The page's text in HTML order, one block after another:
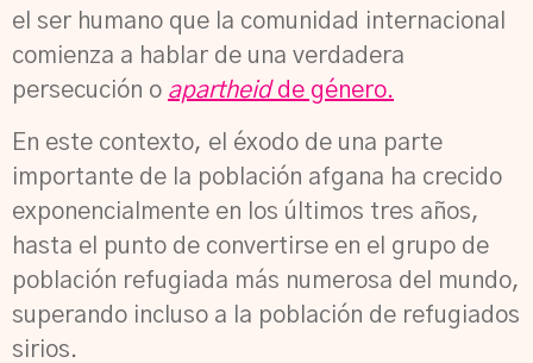
el ser humano que la comunidad internacional
comienza a hablar de una verdadera
persecución o apartheidde género.
En este contexto, el éxodo de una parte
importante de la población afgana ha crecido
exponencialmente en los últimos tres años,
hasta el punto de convertirse en el grupo de
población refugiada más numerosa del mundo,
superando incluso a la población de refugiados
sirios.